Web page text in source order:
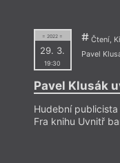
= 2022 =
29. 3.
19:30
Čtení,
Pavel
Pavel Klusák
Hudební
Fra knihu Uvnitř